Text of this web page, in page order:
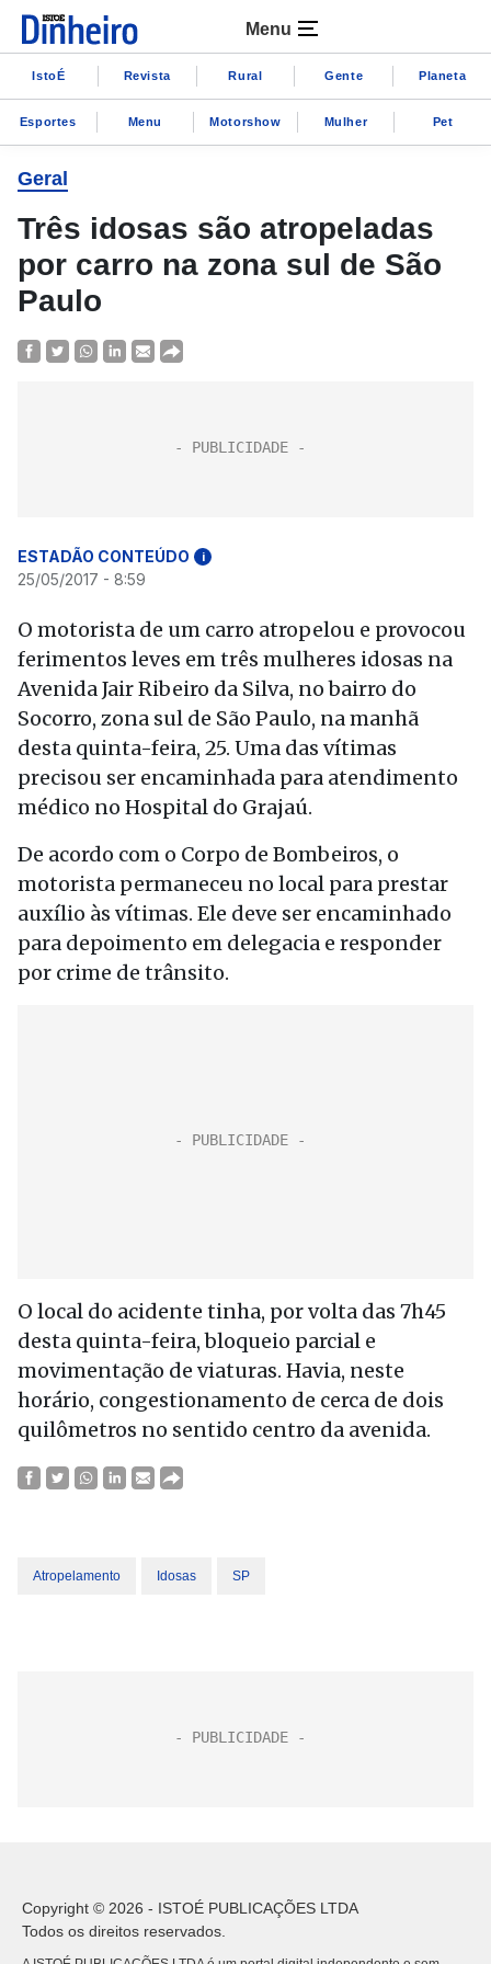
Menu
IstoÉ Revista Rural Gente Planeta
Esportes Menu Motorshow Mulher Pet
Geral
Três idosas são atropeladas
por carro na zona sul de São
Paulo
ESTADÃO CONTEÚDO i
25/05/2017 - 8:59
O motorista de um carro atropelou e provocou
ferimentos leves em três mulheres idosas na
Avenida Jair Ribeiro da Silva, no bairro do
Socorro, zona sul de São Paulo, na manhã
desta quinta-feira, 25. Uma das vítimas
precisou ser encaminhada para atendimento
médico no Hospital do Grajaú.
De acordo com o Corpo de Bombeiros, o
motorista permaneceu no local para prestar
auxílio às vítimas. Ele deve ser encaminhado
para depoimento em delegacia e responder
por crime de trânsito.
O local do acidente tinha, por volta das 7h45
desta quinta-feira, bloqueio parcial e
movimentação de viaturas. Havia, neste
horário, congestionamento de cerca de dois
quilômetros no sentido centro da avenida.
Atropelamento Idosas SP
Copyright © 2026 - ISTOÉ PUBLICAÇÕES LTDA
Todos os direitos reservados.